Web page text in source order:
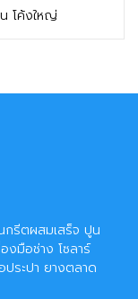
โค้งใหญ่
ติดต่อฝ่ายขาย
กรีตผสมเสร็จ ปูน
งมือช่าง โซลาร์
ระปา ยางตลาด